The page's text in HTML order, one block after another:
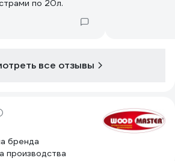
по 20л.
все отзывы
бренда
производства